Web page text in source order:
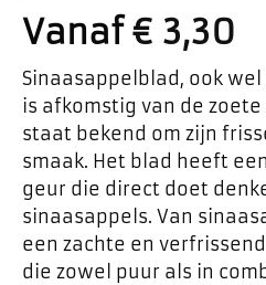
Vanaf€3,30
Sinaasappelblad, ook
is afkomstig van de
staat bekend om zijn
smaak. Het blad heeft
geur die direct doet
sinaasappels. Van
een zachte en
die zowel puur als in